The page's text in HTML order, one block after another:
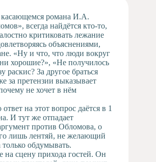
романа И.А.
всегда найдётся кто-то,
критиковать лежание
объяснениями,
«Ну и что, что люди вокруг
хорошие?», «Не получилось
раскис? За другое браться
за претензии выказывает
не хочет в нём
на этот вопрос даётся в 1
И тут же отпадает
против Обломова, о
лишь лентяй, не желающий
только обдумывать.
сцену прихода гостей. Он